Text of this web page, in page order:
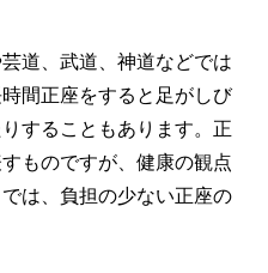
道、武道、神道などでは
間正座をすると足がしび
することもあります。正
ものですが、健康の観点
は、負担の少ない正座の